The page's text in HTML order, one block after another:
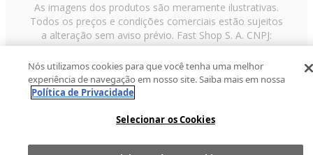
As imagens dos produtos são meramente ilustrativas.
Todos os preços e condições comerciais estão sujeitos
a alteração sem aviso prévio. Fast Shop S. A. CNPJ:
43.708.379/0001-00
Avenida Zaki Narchi, nº 1650, sobreloja, Carandiru, São
Paulo/SP, CEP 02029-001, Telefone: 11 3003-3728 ©
2013 Fast Shop - Todos os direitos reservados
Nós utilizamos cookies para que você tenha uma melhor
experiência de navegação em nosso site. Saiba mais em nossa
Política de Privacidade
Selecionar os Cookies